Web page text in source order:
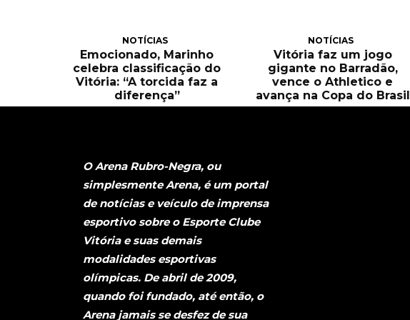
NOTÍCIAS
Emocionado, Marinho
celebra classificação do
Vitória: “A torcida faz a
diferença”
NOTÍCIAS
Vitória faz um jogo
gigante no Barradão,
vence o Athletico e
avança na Copa do Brasil
O Arena Rubro-Negra, ou
simplesmente Arena, é um portal
de notícias e veículo de imprensa
esportivo sobre o Esporte Clube
Vitória e suas demais
modalidades esportivas
olímpicas. De abril de 2009,
quando foi fundado, até então, o
Arena jamais se desfez de sua